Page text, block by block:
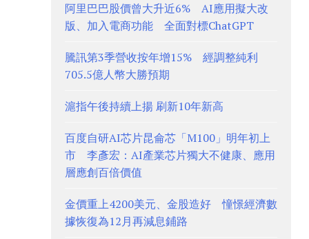
阿里巴巴股價曾大升近6% AI應用擬大改
版、加入電商功能 全面對標ChatGPT
騰訊第3季營收按年增15% 經調整純利
705.5億人幣大勝預期
滬指午後持續上揚 刷新10年新高
百度自研AI芯片昆侖芯「M100」明年初上
市 李彥宏：AI產業芯片獨大不健康、應用
層應創百倍價值
金價重上4200美元、金股造好 憧憬經濟數
據恢復為12月再減息鋪路